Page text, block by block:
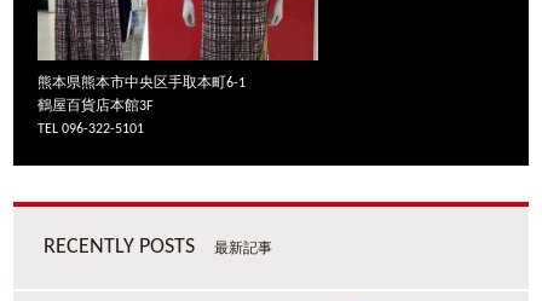
熊本県熊本市中央区手取本町6-1
鶴屋百貨店本館3F
TEL 096-322-5101
RECENTLY POSTS 最新記事